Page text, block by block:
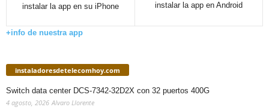
instalar la app en su iPhone
instalar la app en Android
+info de nuestra app
instaladoresdetelecomhoy.com
Switch data center DCS-7342-32D2X con 32 puertos 400G
4 agosto, 2026 Alvaro Llorente